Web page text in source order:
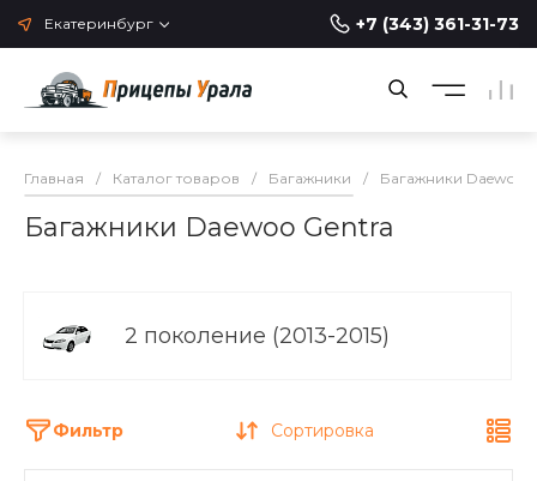
Екатеринбург +7 (343) 361-31-73
Главная / Каталог товаров / Багажники / Багажники Daewoo
Багажники Daewoo Gentra
2 поколение (2013-2015)
Фильтр Сортировка